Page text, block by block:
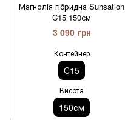
Магнолія гібридна Sunsation
C15 150см
3 090 грн
Контейнер
C15
Висота
150см